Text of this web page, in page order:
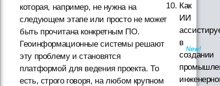
которая, например, не нужна на
следующем этапе или просто не может
быть прочитана конкретным ПО.
Геоинформационные системы решают
эту проблему и становятся
платформой для ведения проекта. То
есть, строго говоря, на любом крупном
Как
ИИ
в
создании